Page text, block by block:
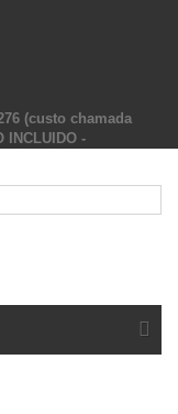
(custo chamada
INCLUIDO -